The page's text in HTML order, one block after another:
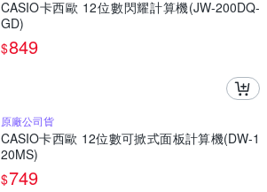
CASIO卡西歐 12位數閃耀計算機(JW-200DQ-
GD)
$849
原廠公司貨
CASIO卡西歐 12位數可掀式面板計算機(DW-1
20MS)
$749